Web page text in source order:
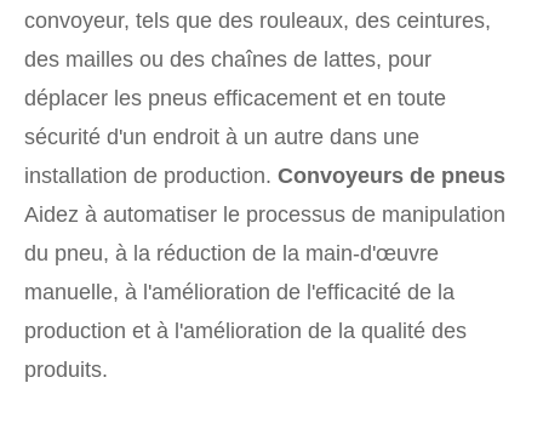
convoyeur, tels que des rouleaux, des ceintures,
des mailles ou des chaînes de lattes, pour
déplacer les pneus efficacement et en toute
sécurité d'un endroit à un autre dans une
installation de production. Convoyeurs de pneus
Aidez à automatiser le processus de manipulation
du pneu, à la réduction de la main-d'œuvre
manuelle, à l'amélioration de l'efficacité de la
production et à l'amélioration de la qualité des
produits.